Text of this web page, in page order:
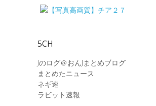
5CH
Jのログ＠おんJまとめブログ
まとめたニュース
ネギ速
ラビット速報